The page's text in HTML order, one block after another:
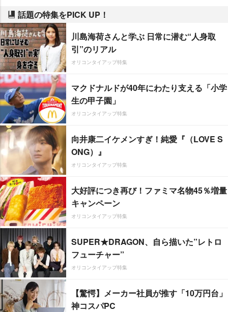
話題の特集をPICK UP！
川島海荷さんと学ぶ 日常に潜む“人身取
引”のリアル
オリコンタイアップ特集
マクドナルドが40年にわたり支える「小学
生の甲子園」
オリコンタイアップ特集
向井康二イケメンすぎ！純愛『（LOVE S
ONG）』
オリコンタイアップ特集
大好評につき再び！ファミマ名物45％増量
キャンペーン
オリコンタイアップ特集
SUPER★DRAGON、自ら描いた”レトロ
フューチャー”
オリコンタイアップ特集
【驚愕】メーカー社員が推す「10万円台」
神コスパPC